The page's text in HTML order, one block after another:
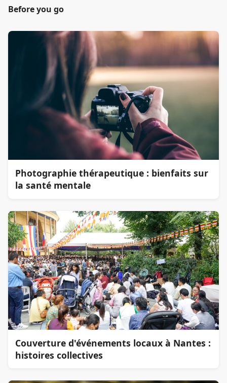
Before you go
Photographie thérapeutique : bienfaits sur
la santé mentale
Couverture d'événements locaux à Nantes :
histoires collectives